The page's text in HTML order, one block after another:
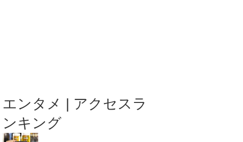
エンタメ | アクセスラ
ンキング